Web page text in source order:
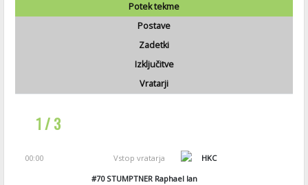
Potek tekme
Postave
Zadetki
Izključitve
Vratarji
1 / 3
00:00 Vstop vratarja
HKC
#70STUMPTNER Raphael Ian